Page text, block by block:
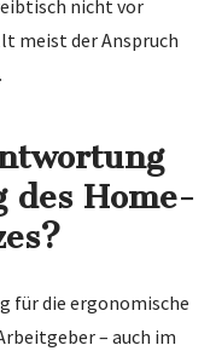
nicht vor
meist der Anspruch
Home-
für die ergonomische
– auch im